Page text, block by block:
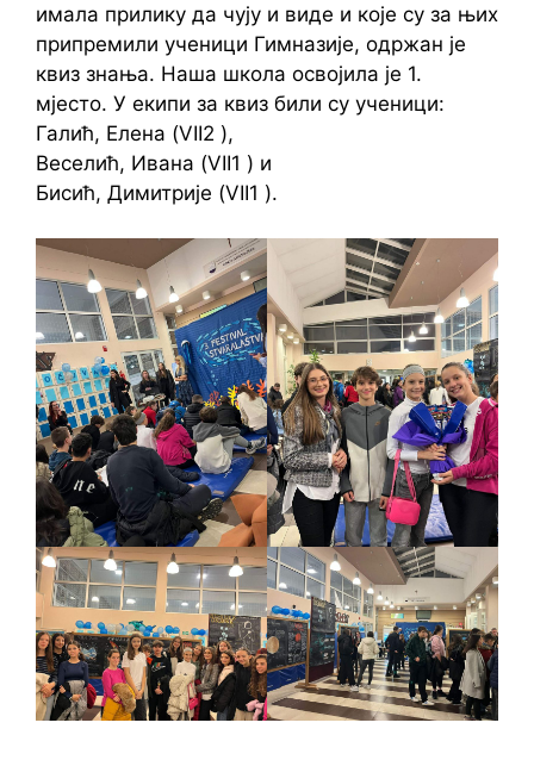
имала прилику да чују и виде и које су за њих
припремили ученици Гимназије, одржан је
квиз знања. Наша школа освојила је 1.
мјесто. У екипи за квиз били су ученици:
Галић, Елена (VII2 ),
Веселић, Ивана (VII1 ) и
Бисић, Димитрије (VII1 ).